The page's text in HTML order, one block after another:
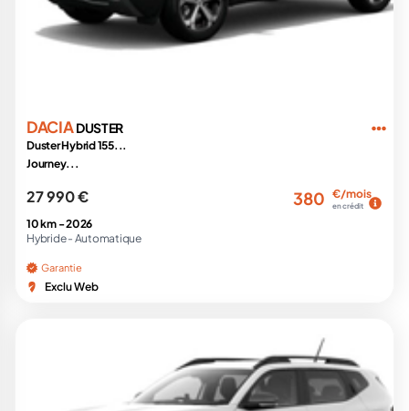
DACIADUSTER
Duster Hybrid 155...
Journey...
27 990 € 380 €/mois
en crédit
10 km -2026
Hybride - Automatique
Garantie
Exclu Web